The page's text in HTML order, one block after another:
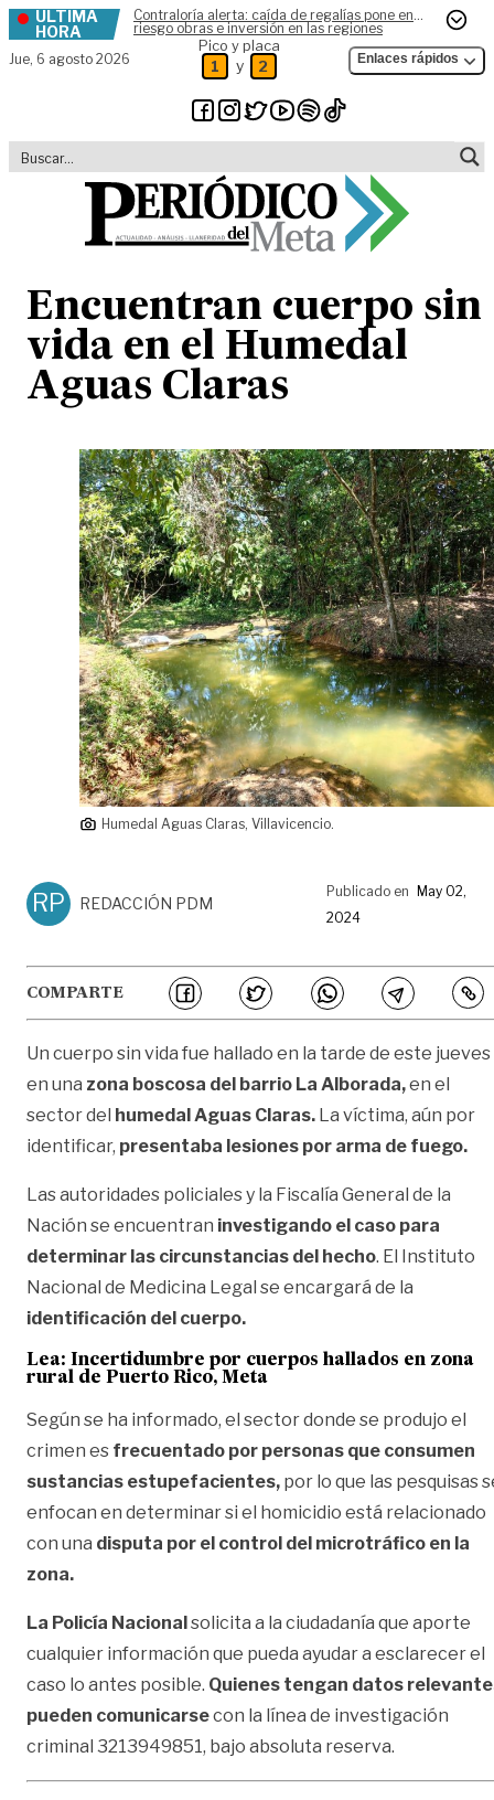
Skip to content
ÚLTIMA
HORA
Contraloría alerta: caída de regalías pone en
riesgo obras e inversión en las regiones
Jue, 6 agosto 2026
Pico y placa
1 y 2 Enlaces rápidos
Encuentran cuerpo sin
vida en el Humedal
Aguas Claras
Humedal Aguas Claras, Villavicencio.
RP REDACCIÓN PDM
Publicado en May 02,
2024
COMPARTE
Un cuerpo sin vida fue hallado en la tarde de este jueves
en una zona boscosa del barrio La Alborada,en el
sector del humedal Aguas Claras. La víctima, aún por
identificar, presentaba lesiones por arma de fuego.
Las autoridades policiales y la Fiscalía General de la
Nación se encuentran investigando el caso para
determinar las circunstancias del hecho. El Instituto
Nacional de Medicina Legal se encargará de la
identificación del cuerpo.
Lea: Incertidumbre por cuerpos hallados en zona
rural de Puerto Rico, Meta
Según se ha informado, el sector donde se produjo el
crimen es frecuentado por personas que consumen
sustancias estupefacientes, por lo que las pesquisas
enfocan en determinar si el homicidio está relacionado
con una disputa por el control del microtráfico en la
zona.
La Policía Nacionalsolicita a la ciudadanía que aporte
cualquier información que pueda ayudar a esclarecer el
caso lo antes posible. Quienes tengan datos
pueden comunicarsecon la línea de investigación
criminal 3213949851, bajo absoluta reserva.